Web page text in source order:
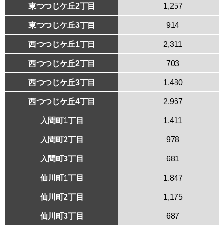
東つつじケ丘2丁目 1,257
東つつじケ丘3丁目 914
西つつじケ丘1丁目 2,311
西つつじケ丘2丁目 703
西つつじケ丘3丁目 1,480
西つつじケ丘4丁目 2,967
入間町1丁目 1,411
入間町2丁目 978
入間町3丁目 681
仙川町1丁目 1,847
仙川町2丁目 1,175
仙川町3丁目 687